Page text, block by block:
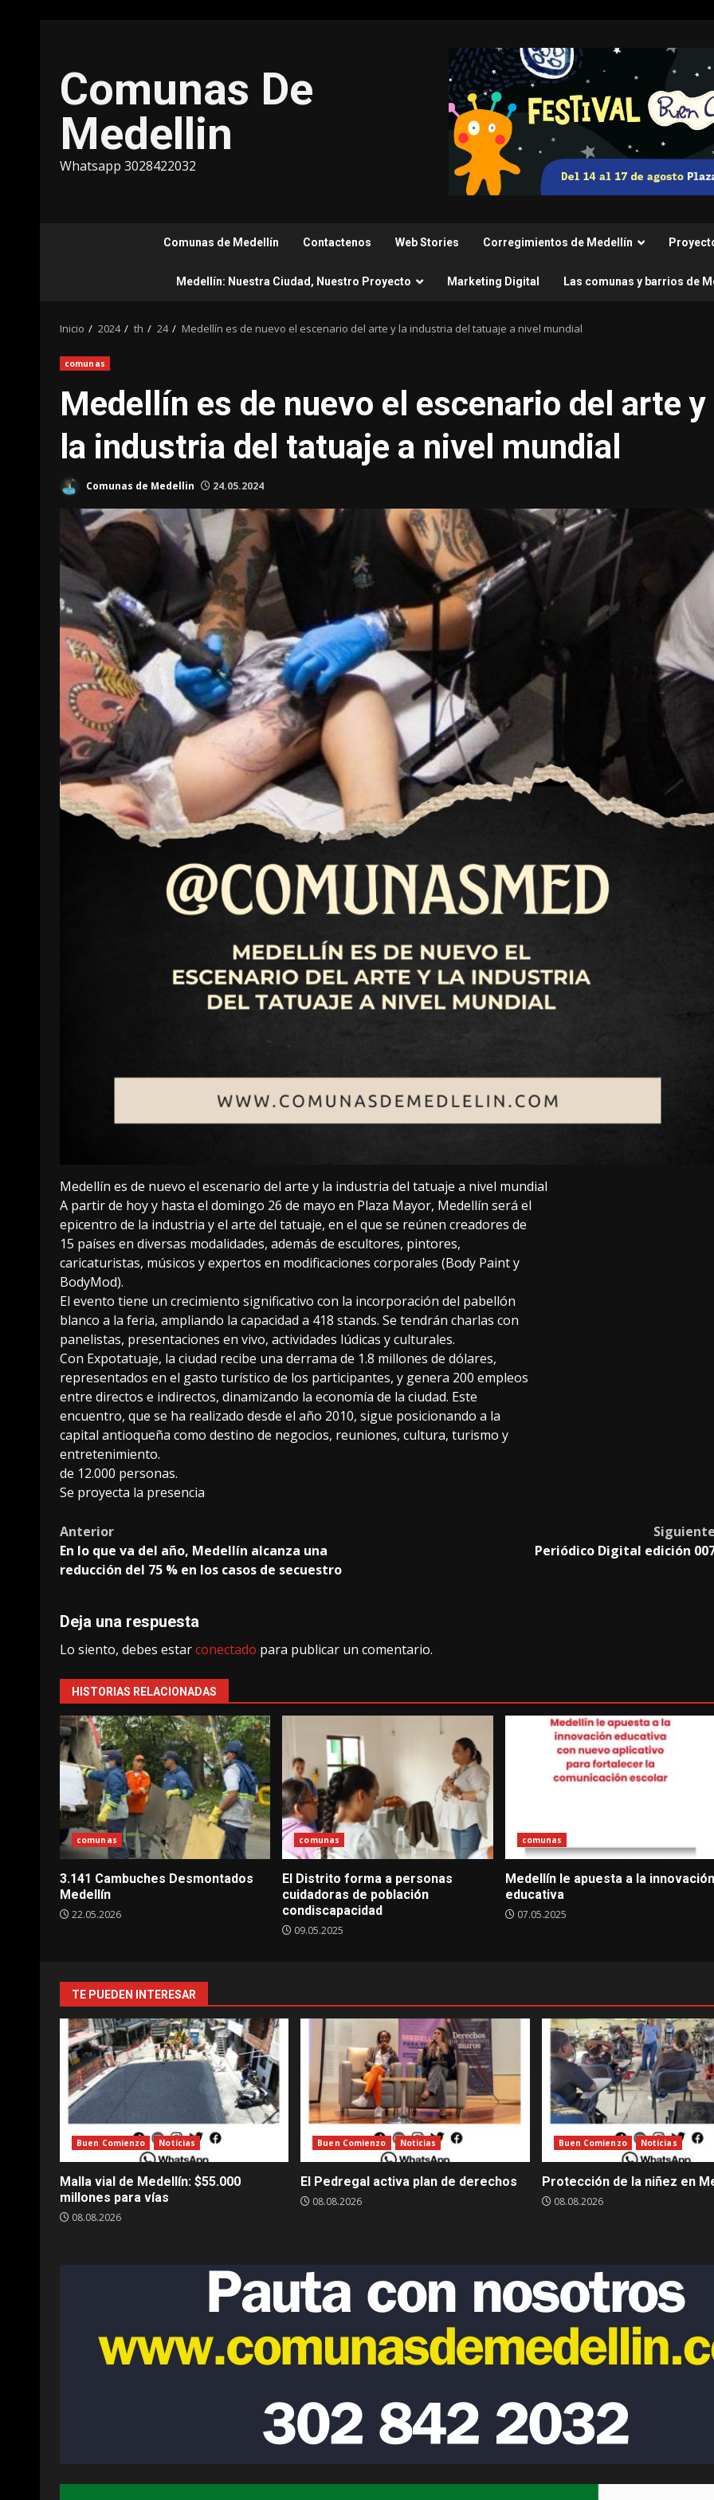
Comunas De
Medellin
Whatsapp 3028422032
Comunas de Medellín Contactenos Web Stories Corregimientos de Medellín
Medellín: Nuestra Ciudad, Nuestro Proyecto Marketing Digital Las comunas y barrios de
Inicio 2024 th 24 Medellín es de nuevo el escenario del arte y la industria del tatuaje a nivel mundial
comunas
Medellín es de nuevo el escenario del arte y
la industria del tatuaje a nivel mundial
Comunas de Medellin 24.05.2024
Medellín es de nuevo el escenario del arte y la industria del tatuaje a nivel mundial
A partir de hoy y hasta el domingo 26 de mayo en Plaza Mayor, Medellín será el
epicentro de la industria y el arte del tatuaje, en el que se reúnen creadores de
15 países en diversas modalidades, además de escultores, pintores,
caricaturistas, músicos y expertos en modificaciones corporales (Body Paint y
BodyMod).
El evento tiene un crecimiento significativo con la incorporación del pabellón
blanco a la feria, ampliando la capacidad a 418 stands. Se tendrán charlas con
panelistas, presentaciones en vivo, actividades lúdicas y culturales.
Con Expotatuaje, la ciudad recibe una derrama de 1.8 millones de dólares,
representados en el gasto turístico de los participantes, y genera 200 empleos
entre directos e indirectos, dinamizando la economía de la ciudad. Este
encuentro, que se ha realizado desde el año 2010, sigue posicionando a la
capital antioqueña como destino de negocios, reuniones, cultura, turismo y
entretenimiento.
de 12.000 personas.
Se proyecta la presencia
Post
navigation
Anterior
En lo que va del año, Medellín alcanza una
reducción del 75 % en los casos de secuestro
Periódico Digital edición
Deja una respuesta
Lo siento, debes estarconectado para publicar un comentario.
HISTORIAS RELACIONADAS
comunas
3.141 Cambuches Desmontados
Medellín
22.05.2026
comunas
El Distrito forma a personas
cuidadoras de población
condiscapacidad
09.05.2025
comunas
Medellín le apuesta a la innovación
educativa
07.05.2025
TE PUEDEN INTERESAR
Buen Comienzo Noticias
Malla vial de Medellín: $55.000
millones para vías
08.08.2026
Buen Comienzo Noticias
El Pedregal activa plan de derechos
08.08.2026
Buen Comienzo Noticias
Protección de la niñez en
08.08.2026